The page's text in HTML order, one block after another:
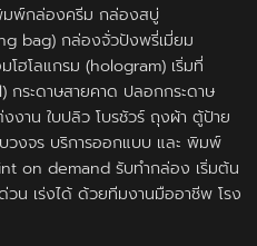
มพ์กล่องครีม กล่องสบู่
bag) กล่องจั่วปังพรี่เมี่ยม
ฮโลแกรม (hologram) เริ่มที่
ระดาษสายคาด ปลอกกระดาษ
งาน ใบปลิว โบรชัวร์ ถุงผ้า ตู้ป้าย
งจร บริการออกแบบ และ พิมพ์
on demand รับทำกล่อง เริ่มต้น
น เร่งได้ ด้วยทีมงานมืออาชีพ โรง